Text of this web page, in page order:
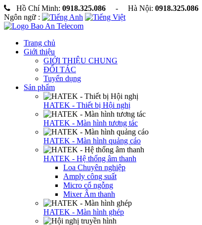
Hồ Chí Minh: 0918.325.086 - Hà Nội: 0918.325.086
Ngôn ngữ :
Trang chủ
Giới thiệu
GIỚI THIỆU CHUNG
ĐỐI TÁC
Tuyển dụng
Sản phẩm
HATEK - Thiết bị Hội nghị
HATEK - Màn hình tương tác
HATEK - Màn hình quảng cáo
HATEK - Hệ thống âm thanh
Loa Chuyên nghiệp
Amply công suất
Micro cổ ngỗng
Mixer Âm thanh
HATEK - Màn hình ghép